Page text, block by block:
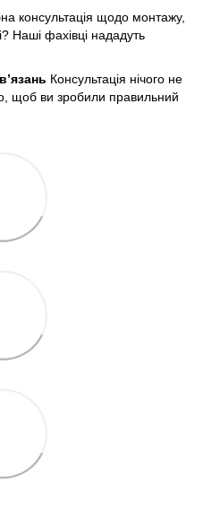
консультація щодо монтажу,
Наші фахівці нададуть
Консультація нічого не
щоб ви зробили правильний